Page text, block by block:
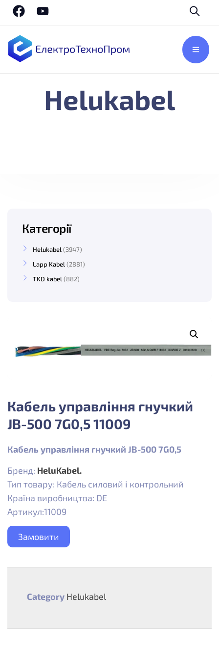
Helukabel
Кабель управління гнучкий
JB-500 7G0,5 11009
Кабель управління гнучкий JB-500 7G0,5
Бренд: HeluKabel.
Тип товару: Кабель силовий і контрольний
Країна виробництва: DE
Артикул:11009
Замовити
Category Helukabel
Категорії
Helukabel
3947
Lapp Kabel
2881
TKD kabel
882